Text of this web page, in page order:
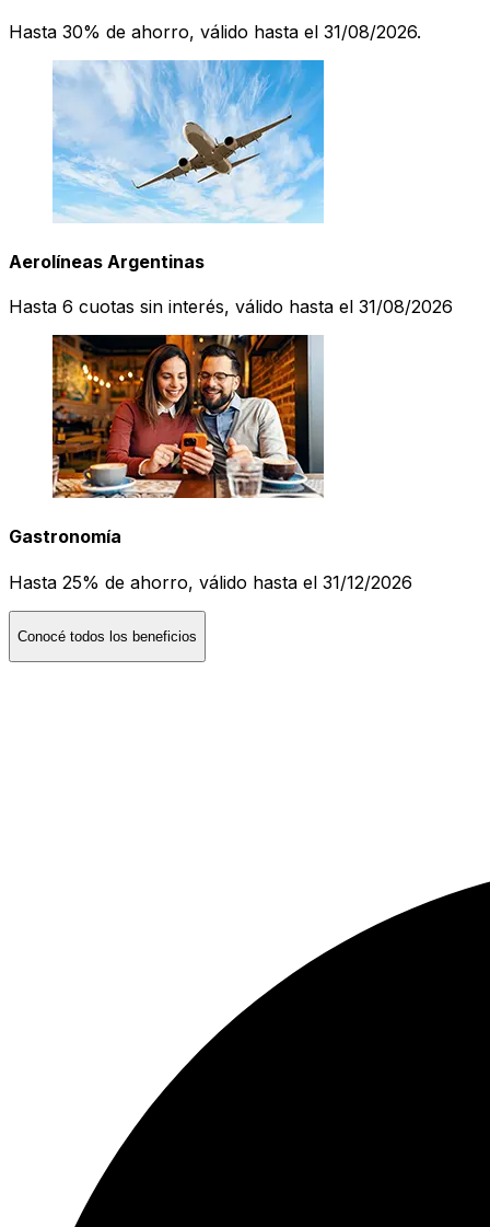
Hasta 30% de ahorro, válido hasta el 31/08/2026.
Aerolíneas Argentinas
Hasta 6 cuotas sin interés, válido hasta el 31/08/2026
Gastronomía
Hasta 25% de ahorro, válido hasta el 31/12/2026
Conocé todos los beneficios